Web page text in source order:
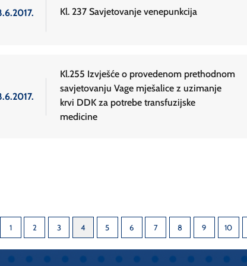
Kl. 237 Savjetovanje venepunkcija
Kl.255 Izvješće o provedenom prethodnom
savjetovanju Vage mješalice z uzimanje
krvi DDK za potrebe transfuzijske
medicine
1 2 3 4 5 6 7 8 9 10